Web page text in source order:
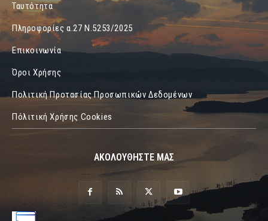
Ταυτότητα
Πληροφορίες α.27 Ν.5253/2025
Επικοινωνία
Όροι Χρήσης
Πολιτική Προτασίας Προσωπικών Δεδομένων
Πόλιτική Χρήσης Cookies
ΑΚΟΛΟΥΘΗΣΤΕ ΜΑΣ